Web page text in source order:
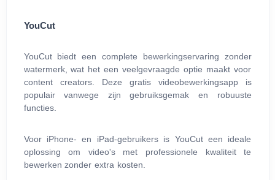
YouCut
YouCut biedt een complete bewerkingservaring zonder
watermerk, wat het een veelgevraagde optie maakt voor
content creators. Deze gratis videobewerkingsapp is
populair vanwege zijn gebruiksgemak en robuuste
functies.
Voor iPhone- en iPad-gebruikers is YouCut een ideale
oplossing om video's met professionele kwaliteit te
bewerken zonder extra kosten.